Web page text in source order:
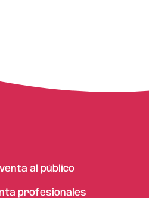
al público
profesionales